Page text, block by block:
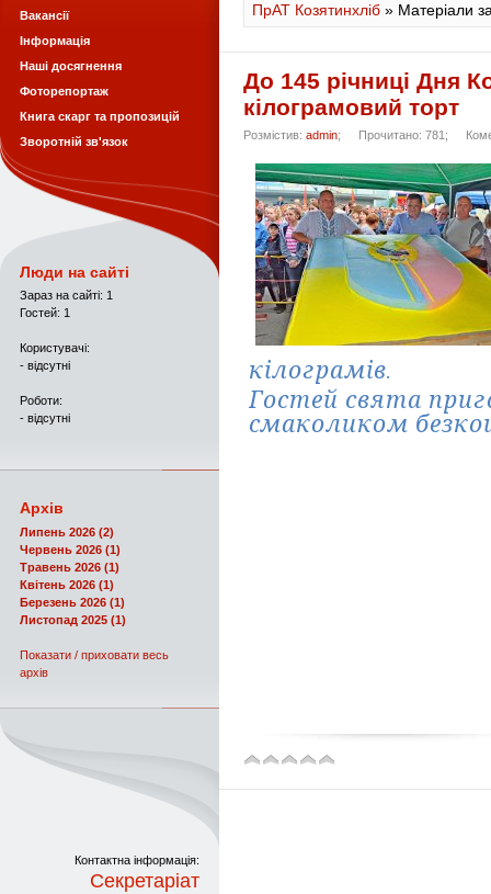
ПрАТ Козятинхліб » Матеріали
До 145 річниці Дня
кілограмовий торт
Розмістив: admin; Прочитано: 781;
кілограмів.
Гостей свята
смаколиком
Вакансії
Інформація
Наші досягнення
Фоторепортаж
Книга скарг та пропозицій
Зворотній зв'язок
Люди на сайті
Зараз на сайті: 1
Гостей: 1
Користувачі:
- відсутні
Роботи:
- відсутні
Архів
Липень 2026 (2)
Червень 2026 (1)
Травень 2026 (1)
Квітень 2026 (1)
Березень 2026 (1)
Листопад 2025 (1)
Показати / приховати весь
архів
Контактна інформація:
Секретаріат